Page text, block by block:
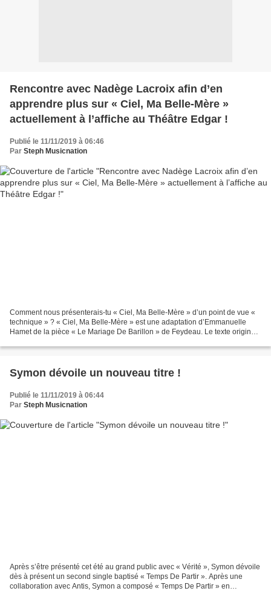
Rencontre avec Nadège Lacroix afin d’en
apprendre plus sur « Ciel, Ma Belle-Mère »
actuellement à l’affiche au Théâtre Edgar !
Publié le 11/11/2019 à 06:46
Par Steph Musicnation
Comment nous présenterais-tu « Ciel, Ma Belle-Mère » d’un point de vue «
technique » ? « Ciel, Ma Belle-Mère » est une adaptation d’Emmanuelle
Hamet de la pièce « Le Mariage De Barillon » de Feydeau. Le texte original
Symon dévoile un nouveau titre !
Publié le 11/11/2019 à 06:44
Par Steph Musicnation
Après s’être présenté cet été au grand public avec « Vérité », Symon dévoile
dès à présent un second single baptisé « Temps De Partir ». Après une
collaboration avec Antis, Symon a composé « Temps De Partir » en